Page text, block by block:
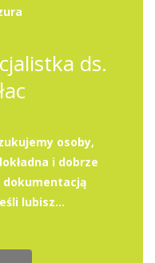
ds.
osoby,
i dobrze
dokumentacją
lubisz...